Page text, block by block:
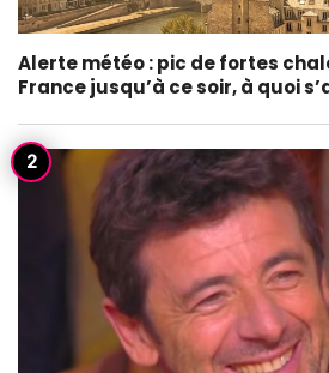
Alerte météo : pic de fortes
France jusqu’à ce soir, à quoi